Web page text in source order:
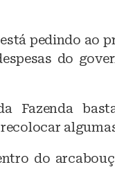
pedindo ao
do
Fazenda
do